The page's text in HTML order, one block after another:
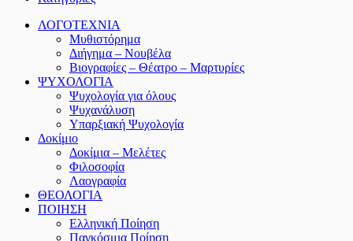
ΛΟΓΟΤΕΧΝΙΑ
Μυθιστόρημα
Διήγημα – Νουβέλα
Βιογραφίες – Θέατρο – Μαρτυρίες
ΨΥΧΟΛΟΓΙΑ
Ψυχολογία για όλους
Ψυχανάλυση
Υπαρξιακή Ψυχολογία
Δοκίμιο
Δοκίμια – Μελέτες
Φιλοσοφία
Λαογραφία
ΘΕΟΛΟΓΙΑ
ΠΟΙΗΣΗ
Ελληνική Ποίηση
Παγκόσμια Ποίηση